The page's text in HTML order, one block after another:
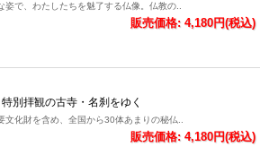
姿で、わたしたちを魅了する仏像。仏教の..
販売価格: 4,180円(税込)
別拝観の古寺・名刹をゆく
文化財を含め、全国から30体あまりの秘仏..
販売価格: 4,180円(税込)